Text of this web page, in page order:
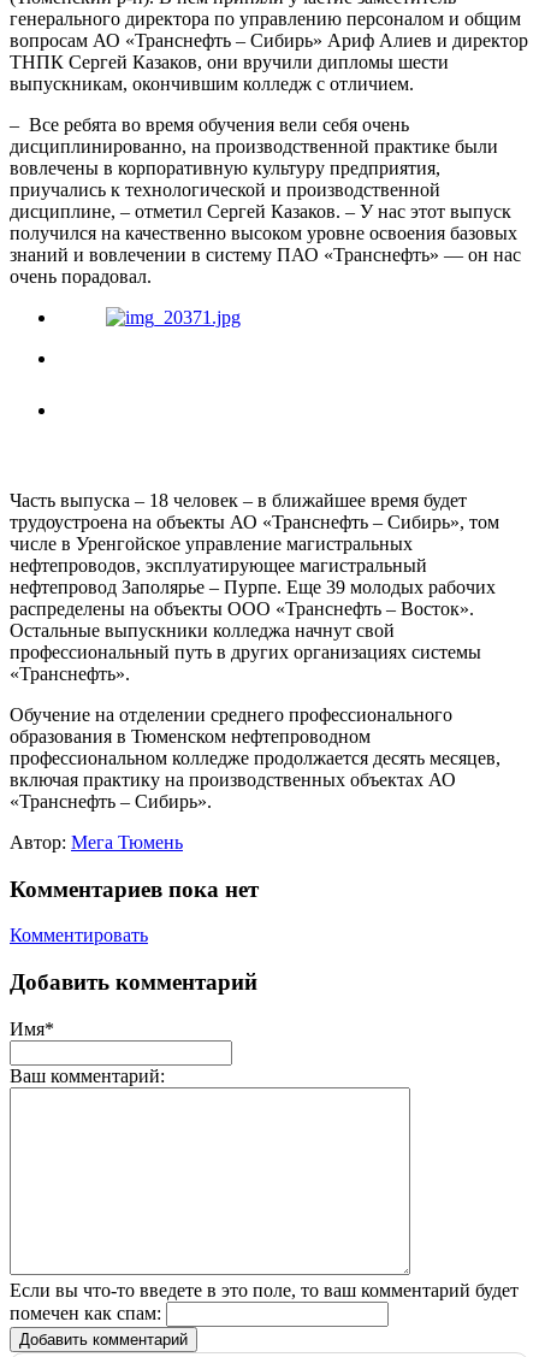
генерального директора по управлению персоналом и общим
вопросам АО «Транснефть – Сибирь» Ариф Алиев и директор
ТНПК Сергей Казаков, они вручили дипломы шести
выпускникам, окончившим колледж с отличием.
– Все ребята во время обучения вели себя очень
дисциплинированно, на производственной практике были
вовлечены в корпоративную культуру предприятия,
приучались к технологической и производственной
дисциплине, – отметил Сергей Казаков. – У нас этот выпуск
получился на качественно высоком уровне освоения базовых
знаний и вовлечении в систему ПАО «Транснефть» — он нас
очень порадовал.
Часть выпуска – 18 человек – в ближайшее время будет
трудоустроена на объекты АО «Транснефть – Сибирь», том
числе в Уренгойское управление магистральных
нефтепроводов, эксплуатирующее магистральный
нефтепровод Заполярье – Пурпе. Еще 39 молодых рабочих
распределены на объекты ООО «Транснефть – Восток».
Остальные выпускники колледжа начнут свой
профессиональный путь в других организациях системы
«Транснефть».
Обучение на отделении среднего профессионального
образования в Тюменском нефтепроводном
профессиональном колледже продолжается десять месяцев,
включая практику на производственных объектах АО
«Транснефть – Сибирь».
Автор: Мега Тюмень
Комментариев пока нет
Комментировать
Добавить комментарий
Имя*
Ваш комментарий:
Если вы что-то введете в это поле, то ваш комментарий будет
помечен как спам:
Добавить комментарий